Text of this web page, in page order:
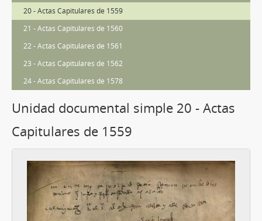
20 - Actas Capitulares de 1559
21 - Actas Capitulares de 1560
22 - Actas Capitulares de 1561
23 - Actas Capitulares de 1562
24 - Actas Capitulares de 1578
Unidad documental simple 20 - Actas
Capitulares de 1559